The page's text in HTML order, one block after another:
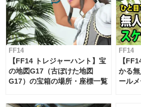
FF14
【FF14 トレジャーハント】宝
の地図G17（古ぼけた地図
G17）の宝箱の場所・座標一覧
FF14
【
かる
ール